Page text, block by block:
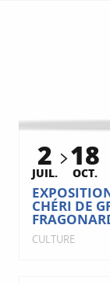
2
JUIL. 18
OCT.
CHÉRI DE
CULTURE